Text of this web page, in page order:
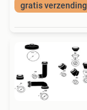
gratis verzending